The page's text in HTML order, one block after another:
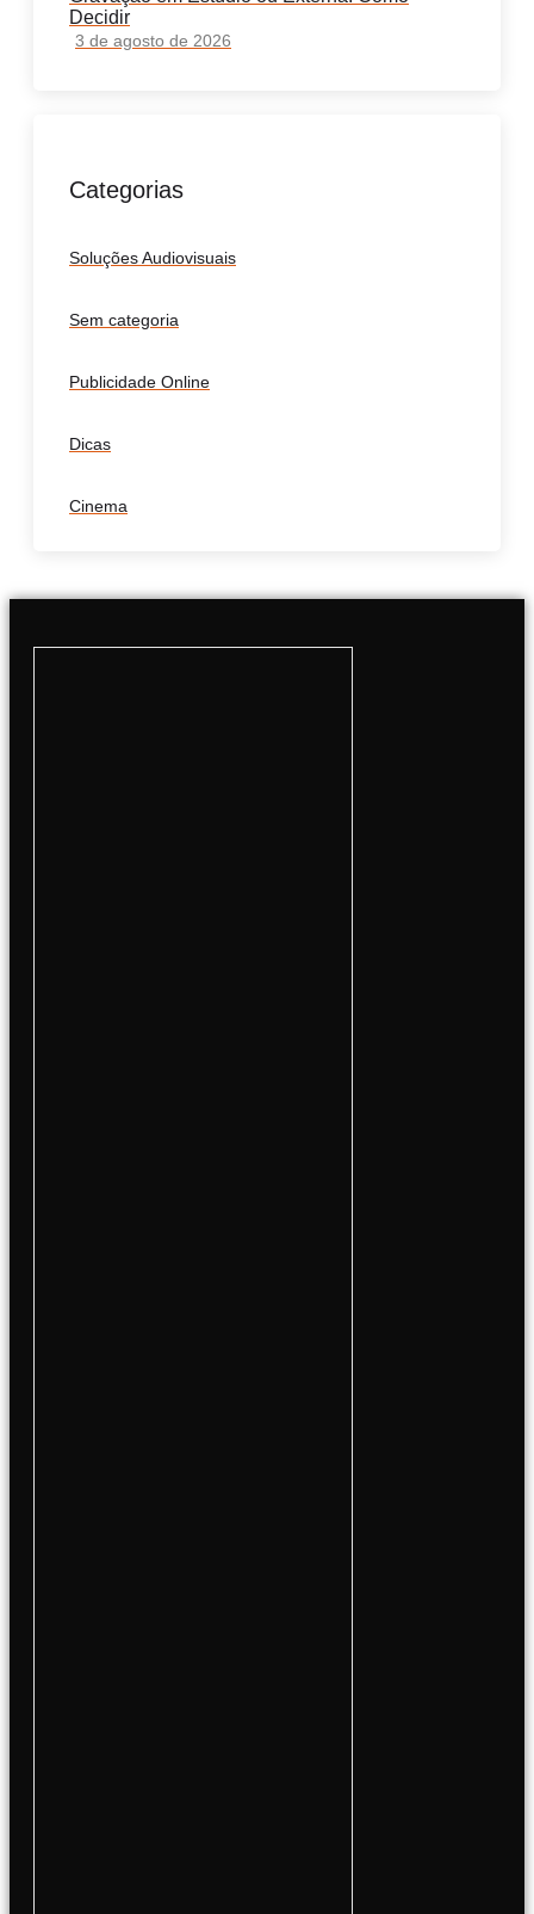
Decidir
3 de agosto de 2026
Categorias
Soluções Audiovisuais
Sem categoria
Publicidade Online
Dicas
Cinema